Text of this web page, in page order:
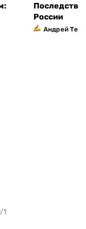
России
Андрей
1